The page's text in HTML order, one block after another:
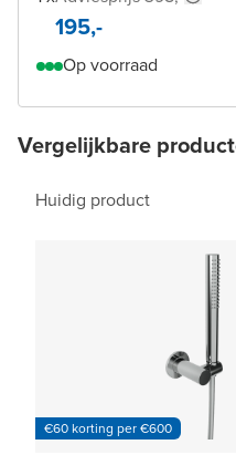
195,-
Op voorraad
Vergelijkbare
Huidig product
€60 korting per €600